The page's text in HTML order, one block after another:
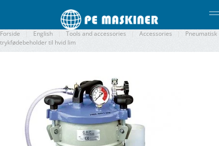
Gå til hovedindhold
Forside English Tools and accessories Accessories
Pneumatisk
trykfødebeholder til hvid lim